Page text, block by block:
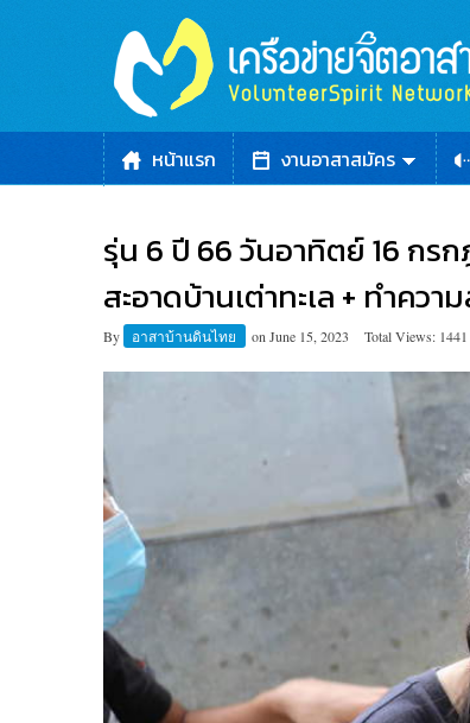
หน้าแรก งานอาสาสมัคร
รุ่น 6 ปี 66 วันอาทิตย์ 16 กร
สะอาดบ้านเต่าทะเล + ทำคว
By อาสาบ้านดินไทย on June 15, 2023 Total Views: 1441